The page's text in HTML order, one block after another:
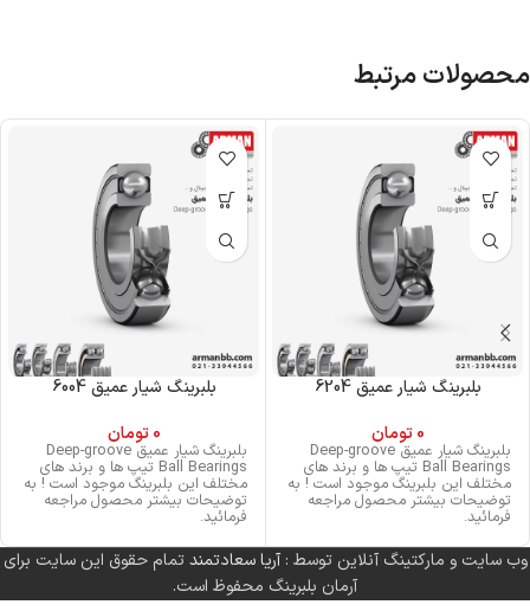
محصولات مرتبط
بلبرینگ شیار عمیق 6204
0 تومان
بلبرینگ شیار عمیق Deep-groove
Ball Bearings تیپ ها و برند های
مختلف این بلبرینگ موجود است ! به
توضیحات بیشتر محصول مراجعه
فرمائید.
بلبرینگ شیار عمیق 6004
0 تومان
بلبرینگ شیار عمیق Deep-groove
Ball Bearings تیپ ها و برند های
مختلف این بلبرینگ موجود است ! به
توضیحات بیشتر محصول مراجعه
فرمائید.
وب سایت و مارکتینگ آنلاین توسط :آریا سعادتمندتمام حقوق این سایت برای
آرمان بلبرینگ محفوظ است.